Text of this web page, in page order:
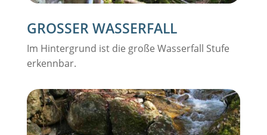
GROSSER WASSERFALL
Im Hintergrund ist die große Wasserfall Stufe
erkennbar.